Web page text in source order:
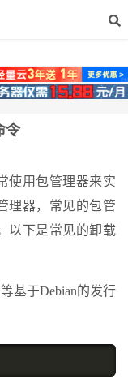
令
使用包管理器来实
理器，常见的包管
以下是常见的卸载
基于Debian的发行